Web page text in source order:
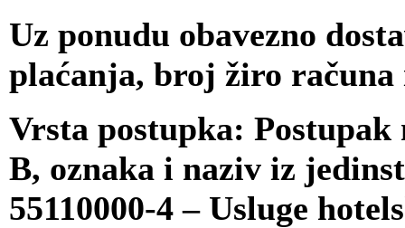
Uz ponudu obavezno
plaćanja, broj žiro računa
Vrsta postupka:
B, oznaka i naziv iz
55110000-4 – Usluge